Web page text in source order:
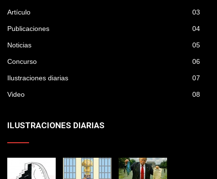
Artículo 03
Publicaciones 04
Noticias 05
Concurso 06
Ilustraciones diarias 07
Video 08
ILUSTRACIONES DIARIAS